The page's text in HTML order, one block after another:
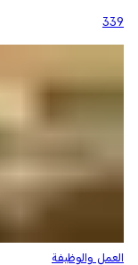
339
العمل والوظيفة